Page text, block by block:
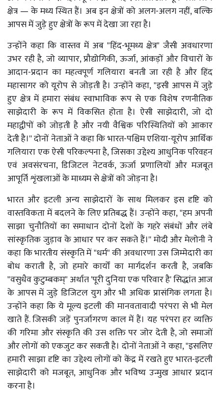
क्षेत्र — के मध्य स्थित हैं। अब इन क्षेत्रों को अलग-अलग नहीं, बल्कि
आपस में जुड़े हुए क्षेत्रों के रूप में देखा जा रहा है।
उन्होंने कहा कि वास्तव में अब "हिंद-भूमध्य क्षेत्र" जैसी अवधारणा
उभर रही है, जो व्यापार, प्रौद्योगिकी, ऊर्जा, आंकड़ों और विचारों के
आदान-प्रदान का महत्वपूर्ण गलियारा बनती जा रही है और हिंद
महासागर को यूरोप से जोड़ती है। उन्होंने कहा, "इसी आपस में जुड़े
हुए क्षेत्र में हमारा संबंध स्वाभाविक रूप से एक विशेष रणनीतिक
साझेदारी के रूप में विकसित होता है। ऐसी साझेदारी, जो दो
महाद्वीपों को जोड़ती है और नयी वैश्विक परिस्थितियों को आकार
देती है।'' दोनों नेताओं ने कहा कि भारत-पश्चिम एशिया-यूरोप आर्थिक
गलियारा एक ऐसी परिकल्पना है, जिसका उद्देश्य आधुनिक परिवहन
एवं अवसंरचना, डिजिटल नेटवर्क, ऊर्जा प्रणालियों और मजबूत
आपूर्ति शृंखलाओं के माध्यम से क्षेत्रों को जोड़ना है।
भारत और इटली अन्य साझेदारों के साथ मिलकर इस दृष्टि को
वास्तविकता में बदलने के लिए प्रतिबद्ध हैं। उन्होंने कहा, "हम अपनी
साझा चुनौतियों का समाधान दोनों देशों के गहरे संबंधों और लंबे
सांस्कृतिक जुड़ाव के आधार पर कर सकते हैं।'' मोदी और मेलोनी ने
कहा कि भारतीय संस्कृति में "धर्म" की अवधारणा उस जिम्मेदारी का
बोध कराती है, जो हमारे कार्यों का मार्गदर्शन करती है, जबकि
"वसुधैव कुटुम्बकम्" अर्थात 'पूरी दुनिया एक परिवार है' सिद्धांत आज
के आपस में जुड़े डिजिटल युग और भी अधिक प्रासंगिक लगता है।
उन्होंने कहा कि ये मूल्य इटली की मानवतावादी परंपरा से भी मेल
खाते हैं. जिसकी जड़ें पुनर्जागरण काल में हैं। यह परंपरा हर व्यक्ति
की गरिमा और संस्कृति की उस शक्ति पर जोर देती है, जो समाजों
और लोगों को एकजुट कर सकती है। दोनों नेताओं ने कहा, "इसलिए
हमारी साझा दृष्टि का उद्देश्य लोगों को केंद्र में रखते हुए भारत-इटली
साझेदारी को मजबूत, आधुनिक और भविष्य उन्मुख आधार प्रदान
करना है।